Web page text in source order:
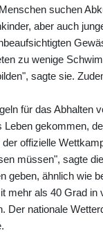
suchen
aber auch
zu wenige
sagte sie.
für das Abhalten
gekommen,
offizielle
müssen", sagte
geben, ähnlich wie
mehr als 40 Grad
Der nationale